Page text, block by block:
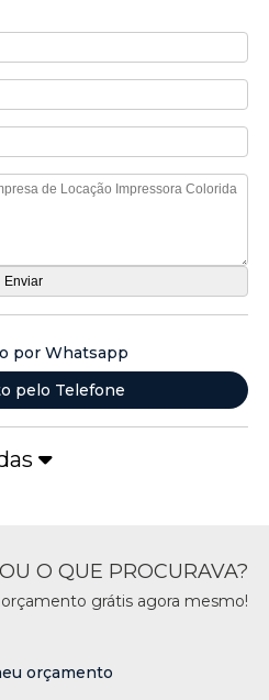
por Whatsapp
pelo Telefone
O QUE PROCURAVA?
orçamento grátis agora mesmo!
orçamento